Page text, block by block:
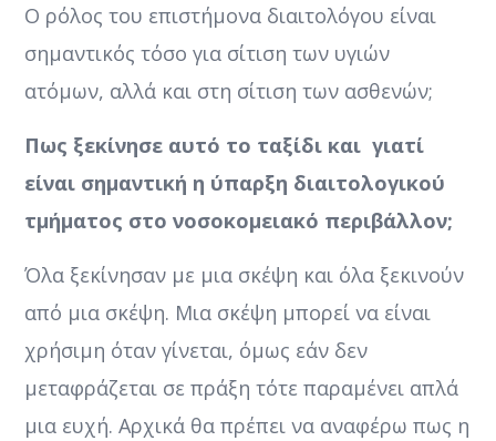
Ο ρόλος του επιστήμονα διαιτολόγου είναι
σημαντικός τόσο για σίτιση των υγιών
ατόμων, αλλά και στη σίτιση των ασθενών;
Πως ξεκίνησε αυτό το ταξίδι και γιατί
είναι σημαντική η ύπαρξη διαιτολογικού
τμήματος στο νοσοκομειακό περιβάλλον;
Όλα ξεκίνησαν με μια σκέψη και όλα ξεκινούν
από μια σκέψη. Μια σκέψη μπορεί να είναι
χρήσιμη όταν γίνεται, όμως εάν δεν
μεταφράζεται σε πράξη τότε παραμένει απλά
μια ευχή. Αρχικά θα πρέπει να αναφέρω πως η